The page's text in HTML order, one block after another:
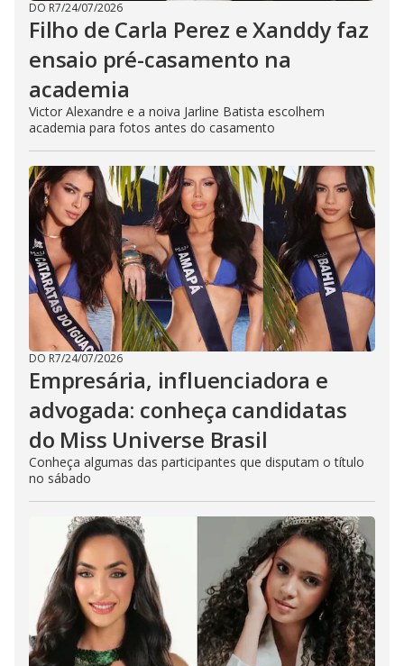
DO R7/24/07/2026
Filho de Carla Perez e Xanddy faz
ensaio pré-casamento na
academia
Victor Alexandre e a noiva Jarline Batista escolhem
academia para fotos antes do casamento
DO R7/24/07/2026
Empresária, influenciadora e
advogada: conheça candidatas
do Miss Universe Brasil
Conheça algumas das participantes que disputam o título
no sábado